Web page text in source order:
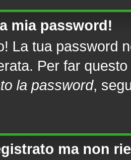
mia password!
La tua password
Per far
la password,
ma non